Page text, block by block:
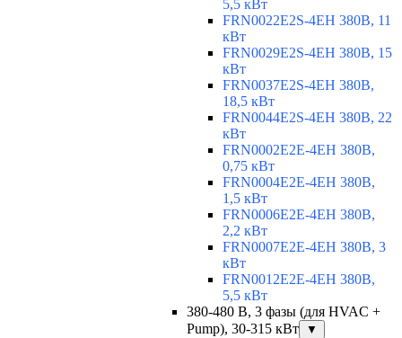
5,5 кВт
FRN0022E2S-4EH 380В, 11
кВт
FRN0029E2S-4EH 380В, 15
кВт
FRN0037E2S-4EH 380В,
18,5 кВт
FRN0044E2S-4EH 380В, 22
кВт
FRN0002E2E-4EH 380В,
0,75 кВт
FRN0004E2E-4EH 380В,
1,5 кВт
FRN0006E2E-4EH 380В,
2,2 кВт
FRN0007E2E-4EH 380В, 3
кВт
FRN0012E2E-4EH 380В,
5,5 кВт
380-480 В, 3 фазы (для HVAC +
Pump), 30-315 кВт
▼